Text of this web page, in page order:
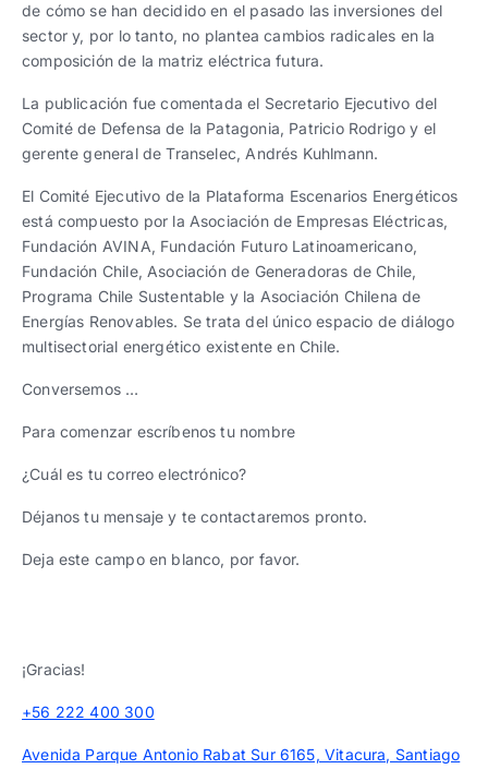
de cómo se han decidido en el pasado las inversiones del
sector y, por lo tanto, no plantea cambios radicales en la
composición de la matriz eléctrica futura.
La publicación fue comentada el Secretario Ejecutivo del
Comité de Defensa de la Patagonia, Patricio Rodrigo y el
gerente general de Transelec, Andrés Kuhlmann.
El Comité Ejecutivo de la Plataforma Escenarios Energéticos
está compuesto por la Asociación de Empresas Eléctricas,
Fundación AVINA, Fundación Futuro Latinoamericano,
Fundación Chile, Asociación de Generadoras de Chile,
Programa Chile Sustentable y la Asociación Chilena de
Energías Renovables. Se trata del único espacio de diálogo
multisectorial energético existente en Chile.
Conversemos …
Para comenzar escríbenos tu nombre
¿Cuál es tu correo electrónico?
Déjanos tu mensaje y te contactaremos pronto.
Deja este campo en blanco, por favor.
¡Gracias!
+56 222 400 300
Avenida Parque Antonio Rabat Sur 6165, Vitacura, Santiago